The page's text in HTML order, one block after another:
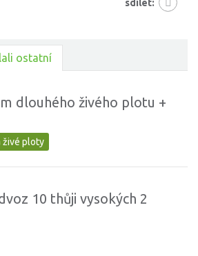
sdílet:
ostatní
dlouhého živého plotu +
živé ploty
10 thůji vysokých 2